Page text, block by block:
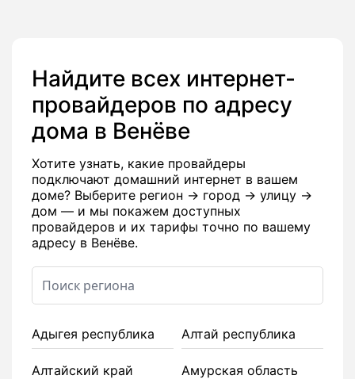
Найдите всех интернет-
провайдеров по адресу
дома в Венёве
Хотите узнать, какие провайдеры
подключают домашний интернет в вашем
доме? Выберите регион → город → улицу →
дом — и мы покажем доступных
провайдеров и их тарифы точно по вашему
адресу в Венёве.
Адыгея республика Алтай республика
Алтайский край Амурская область